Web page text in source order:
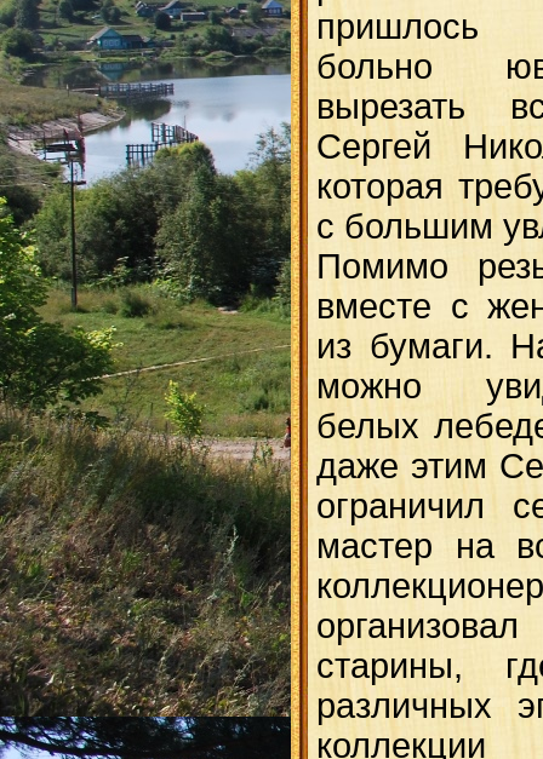
пришлось
больно
вырезать
Сергей
которая
с большим
Помимо
вместе с
из бумаги.
можно
белых
даже этим
ограничил
мастер на
старины,
различных
коллекции